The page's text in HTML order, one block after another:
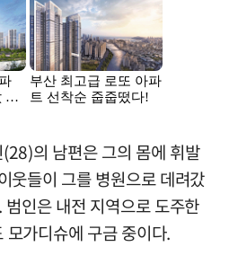
의 남편은 그의 몸에 휘발
웃들이 그를 병원으로 데려갔
인은 내전 지역으로 도주한
가디슈에 구금 중이다.